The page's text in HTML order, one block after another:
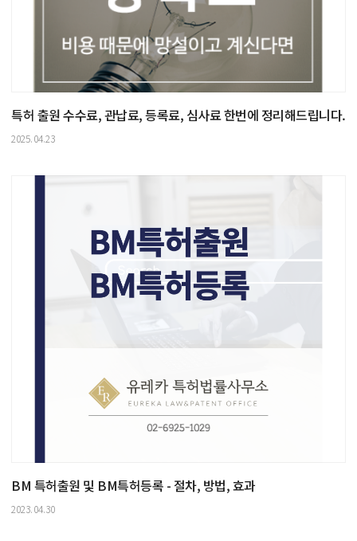
특허 출원 수수료, 관납료, 등록료, 심사료 한번에 정리해드립니다.
2025.04.23
BM 특허출원 및 BM특허등록 - 절차, 방법, 효과
2023.04.30